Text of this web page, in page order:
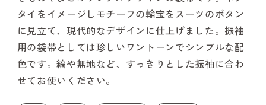
タイをイメージしモチーフの輪宝をスーツのボタン
に見立て、現代的なデザインに仕上げました。振袖
用の袋帯としては珍しいワントーンでシンプルな配
色です。縞や無地など、すっきりとした振袖に合わ
せてお使いください。